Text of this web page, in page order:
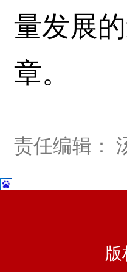
量发展
章。
责任编辑：
版